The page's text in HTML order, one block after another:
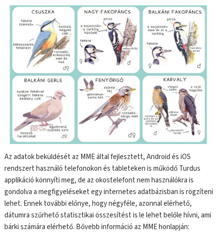
Az adatok beküldését az MME által fejlesztett, Android és iOS
rendszert használó telefonokon és tableteken is működő Turdus
applikáció könnyíti meg, de az okostelefont nem használókra is
gondolva a megfigyeléseket egy internetes adatbázisban is rögzíteni
lehet. Ennek további előnye, hogy négyféle, azonnal elérhető,
dátumra szűrhető statisztikai összesítést is le lehet belőle hívni, ami
bárki számára elérhető. Bővebb információ az MME honlapján: